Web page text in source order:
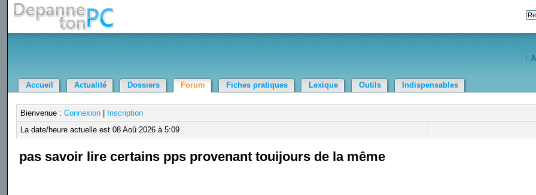
Accueil Actualité Dossiers Forum Fiches pratiques Lexique Outils Indispensables
Bienvenue : Connexion|
Inscription
La date/heure actuelle est 08 Aoû 2026 à 5:09
pas savoir lire certains pps provenant touijours de la même